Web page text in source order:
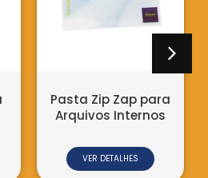
Pasta Zip Zap para
Arquivos Internos
VER DETALHES